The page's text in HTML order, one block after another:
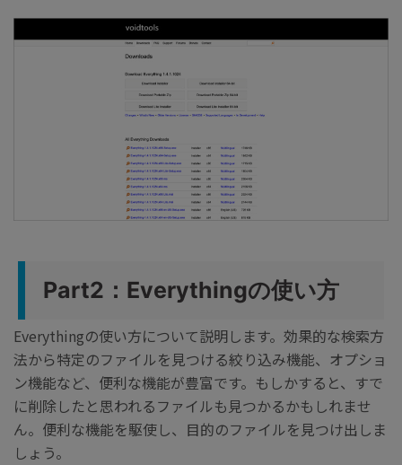
Part2：Everythingの使い方
Everythingの使い方について説明します。効果的な検索方
法から特定のファイルを見つける絞り込み機能、オプショ
ン機能など、便利な機能が豊富です。もしかすると、すで
に削除したと思われるファイルも見つかるかもしれませ
ん。便利な機能を駆使し、目的のファイルを見つけ出しま
しょう。